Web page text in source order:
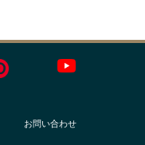
お問い合わせ